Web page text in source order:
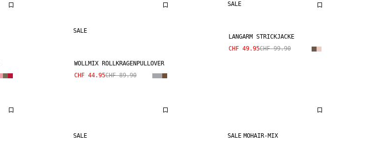
SALE
WOLLMIX ROLLKRAGENPULLOVER
CHF 44.95CHF 89.90
SALE
LANGARM STRICKJACKE
CHF 49.95CHF 99.90
SALE SALE MOHAIR-MIX